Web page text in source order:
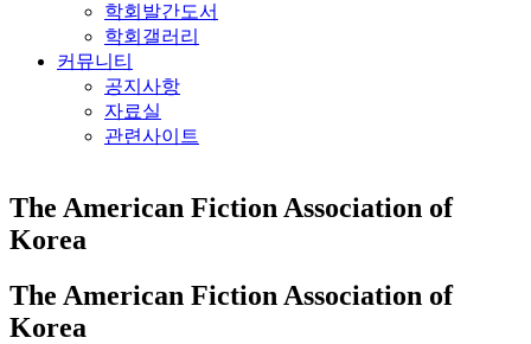
학회발간도서
학회갤러리
커뮤니티
공지사항
자료실
관련사이트
The American Fiction Association of
Korea
The American Fiction Association of
Korea